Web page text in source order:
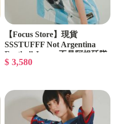
【Focus Store】現貨
SSSTUFFF Not Argentina
Football Jersey 不是阿根廷隊
球衣
$ 3,580